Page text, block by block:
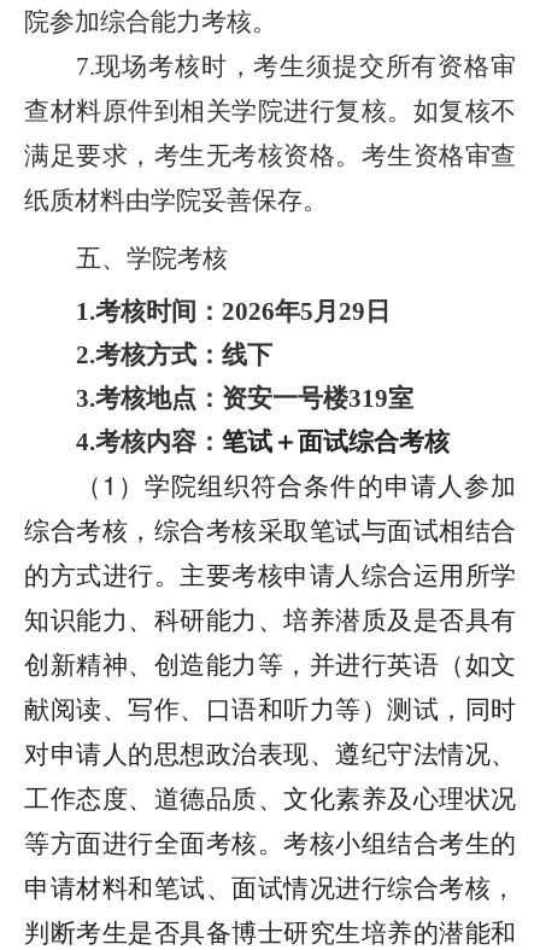
院参加综合能力考核。
7.现场考核时，考生须提交所有资格审
查材料原件到相关学院进行复核。如复核不
满足要求，考生无考核资格。考生资格审查
纸质材料由学院妥善保存。
五、学院考核
1.考核时间： 2026年5月29日
2.考核方式：线下
3.考核地点： 资安一号楼319室
4.考核内容： 笔试＋面试综合考核
（1）学院组织符合条件的申请人参加
综合考核，综合考核采取笔试与面试相结合
的方式进行。主要考核申请人综合运用所学
知识能力、科研能力、培养潜质及是否具有
创新精神、创造能力等，并进行英语（如文
献阅读、写作、口语和听力等）测试，同时
对申请人的思想政治表现、遵纪守法情况、
工作态度、道德品质、文化素养及心理状况
等方面进行全面考核。考核小组结合考生的
申请材料和笔试、面试情况进行综合考核，
判断考生是否具备博士研究生培养的潜能和